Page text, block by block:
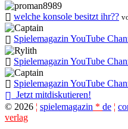
welche konsole besitzt ihr??
Spielemagazin YouTube
Spielemagazin YouTube
Spielemagazin YouTube
Jetzt mitdiskutieren!
© 2026 ¦ spielemagazin * de ¦
verlag